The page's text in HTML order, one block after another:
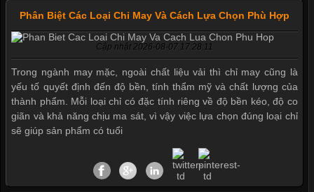
Phân Biệt Các Loại Chỉ May Và Cách Lựa Chọn Phù Hợp
Cập nhật 2026-08-07 17:28:11
Trong ngành may mặc, ngoài chất liệu vải thì chỉ may cũng là
yếu tố quyết định đến độ bền, tính thẩm mỹ và chất lượng của
thành phẩm. Mỗi loại chỉ có đặc tính riêng về độ bền kéo, độ co
giãn và khả năng chịu ma sát, vì vậy việc lựa chọn đúng loại chỉ
sẽ giúp sản phẩm có tuổi